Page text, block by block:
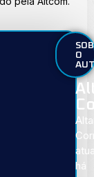
O
há